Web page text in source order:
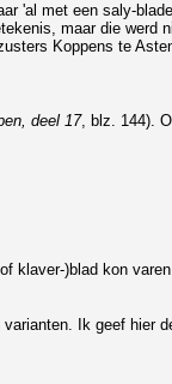
'al met een saly-
maar die
Koppens te
deel 17, blz. 144).
klaver-)blad kon
varianten. Ik geef hier